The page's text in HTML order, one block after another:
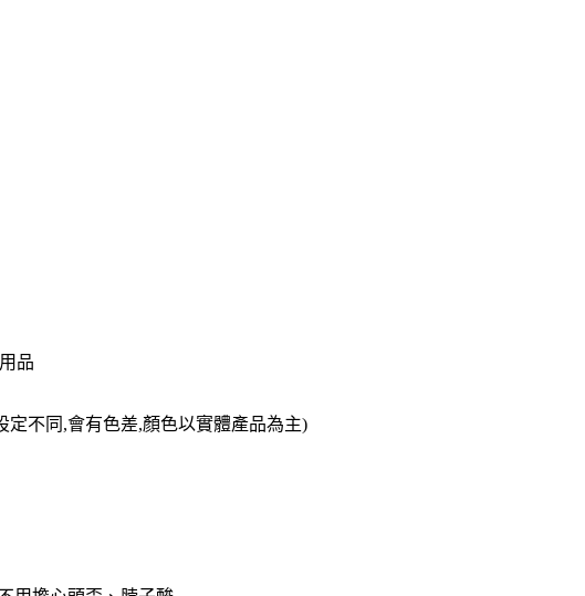
品
不同,會有色差,顏色以實體產品為主)